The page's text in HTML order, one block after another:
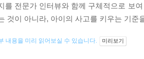
를 전문가 인터뷰와 함께 구체적으로 보
것이 아니라, 아이의 사고를 키우는 기준
내용을 미리 읽어보실 수 있습니다. 미리보기